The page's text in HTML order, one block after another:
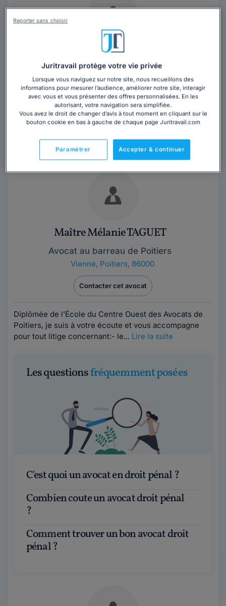
Cabinet ZARRIN BAKHSH ATIYEH
Haute-Garonne,Toulouse, 31000
Contacter ce cabinet
Exerçant à Toulouse depuis plusieurs années, Maître
ZARRIN BAKHSH assure la défense de ses clients en
poursuivant une dynamique fondée sur...Lire la suite
Maître Mélanie TAGUET
Avocat au barreau de Poitiers
Vienne, Poitiers, 86000
Contacter cet avocat
Diplômée de l’École du Centre Ouest des Avocats de
Poitiers, je suis à votre écoute et vous accompagne
pour tout litige concernant:- le... Lire la suite
Les questionsfréquemment posées
C'est quoi un avocat en droit pénal ?
Combien coute un avocat droit pénal
?
Comment trouver un bon avocat droit
pénal ?
Juritravail protège votre vie privée
Lorsque vous naviguez sur notre site, nous recueillons des
informations pour mesurer l’audience, améliorer notre site, interagir
avec vous et vous présenter des offres personnalisées. En les
autorisant, votre navigation sera simplifiée.
Vous avez le droit de changer d’avis à tout moment en cliquant sur le
bouton cookie en bas à gauche de chaque page Juritravail.com
Accepter & continuer
Paramétrer
Reporter sans choisir